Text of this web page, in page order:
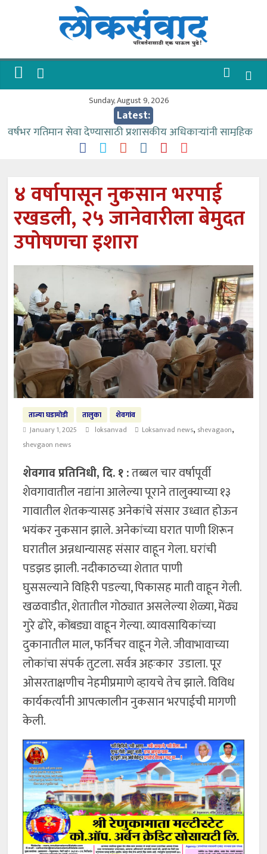
लोकसंवाद
ताज्या
Sunday, August 9, 2026
Latest:
वर्षभर गतिमान सेवा देण्यासाठी प्रशासकीय अधिकाऱ्यांनी सामुहिक
प्रयत्न करावे – आमदार काळे
काळे
आत्मामालिक गुरूकूलाचे २२८ विद्यार्थी शिष्यवृत्तीस पात्र
ईच्छा आणि मेहनतीच्या बळावर यश मिळवता येते – शिवप्रसाद
पंडोरे
आमदार आशुतोष काळे यांचा वाढदिवस विविध सामाजिक
उपक्रमांनी साजरा
४ वर्षापासून नुकसान भरपाई
रखडली, २५ जानेवारीला बेमुदत
उपोषणचा इशारा
ताज्या घडामोडी तालुका
शेवगांव
January 1, 2025
loksanvad Loksanvad news, shevagaon,
shevgaon news
शेवगाव प्रतिनिधी, दि. १ :तब्बल चार वर्षापूर्वी
शेवगावातील नद्यांना आलेल्या पूराने तालुक्याच्या १३
गावातील शेतकऱ्यासह अनेकांचे संसार उध्वात होऊन
भयंकर नुकसान झाले. अनेकांच्या घरात पाणी शिरून
घरातील अन्नधान्यासह संसार वाहून गेला. घरांची
पडझड झाली. नदीकाठच्या शेतात पाणी
घुससल्याने विहिरी पडल्या, पिकासह माती वाहून गेली.
खळवाडीत, शेतातील गोठ्यात असलेल्या शेळ्या, मेंढ्य
गुरे ढोरे, कोंबड्या वाहून गेल्या. व्यावसायिकांच्या
दुकानातील माल, फर्निचर वाहून गेले. जीवाभावाच्या
लोकांचा संपर्क तुटला. सर्वत्र अहःकार उडाला. पूर
ओसरताक्षणीच नेहमीप्रमाणे व्हायचे तेच झाले. विविध
कार्यकर्त्यांनी आपत्कालीन नुकसान भरपाईची मागणी
केली.